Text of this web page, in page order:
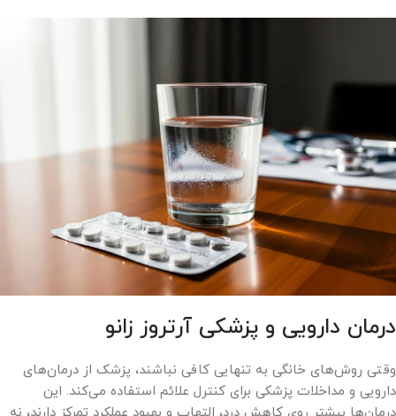
درمان دارویی و پزشکی آرتروز زانو
وقتی روش‌های خانگی به تنهایی کافی نباشند، پزشک از درمان‌های
دارویی و مداخلات پزشکی برای کنترل علائم استفاده می‌کند. این